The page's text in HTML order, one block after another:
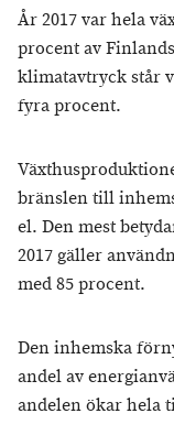
År 2017 var hela
procent av
klimatavtryck står
fyra procent.
bränslen till
el. Den mest
2017 gäller
med 85 procent.
Den inhemska
andel av
andelen ökar hela